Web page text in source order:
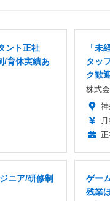
ント正社
/育休実績あ
「未
タッ
ク歓
株式
正
ニア/研修制
ゲー
残業